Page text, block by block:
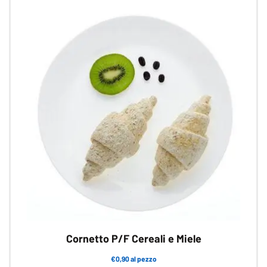
possono
essere
nella
pagina
del
prodotto
Cornetto P/F Cereali e Miele
€0,90 al pezzo